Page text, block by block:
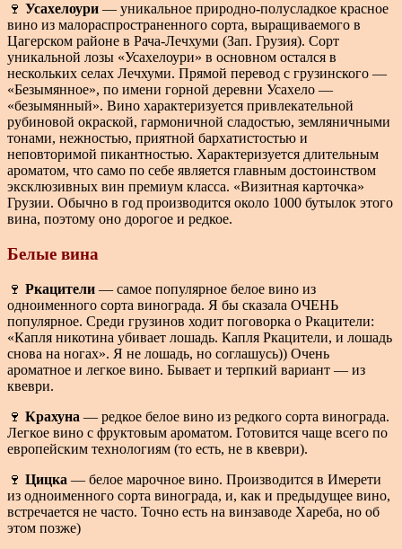
🍷 Усахелоури — уникальное природно-полусладкое красное
вино из малораспространенного сорта, выращиваемого в
Цагерском районе в Рача-Лечхуми (Зап. Грузия). Сорт
уникальной лозы «Усахелоури» в основном остался в
нескольких селах Лечхуми. Прямой перевод с грузинского —
«Безымянное», по имени горной деревни Усахело —
«безымянный». Вино характеризуется привлекательной
рубиновой окраской, гармоничной сладостью, земляничными
тонами, нежностью, приятной бархатистостью и
неповторимой пикантностью. Характеризуется длительным
ароматом, что само по себе является главным достоинством
эксклюзивных вин премиум класса. «Визитная карточка»
Грузии. Обычно в год производится около 1000 бутылок этого
вина, поэтому оно дорогое и редкое.
Белые вина
🍷 Ркацители — самое популярное белое вино из
одноименного сорта винограда. Я бы сказала ОЧЕНЬ
популярное. Среди грузинов ходит поговорка о Ркацители:
«Капля никотина убивает лошадь. Капля Ркацители, и лошадь
снова на ногах». Я не лошадь, но соглашусь)) Очень
ароматное и легкое вино. Бывает и терпкий вариант — из
квеври.
🍷 Крахуна — редкое белое вино из редкого сорта винограда.
Легкое вино с фруктовым ароматом. Готовится чаще всего по
европейским технологиям (то есть, не в квеври).
🍷 Цицка — белое марочное вино. Производится в Имерети
из одноименного сорта винограда, и, как и предыдущее вино,
встречается не часто. Точно есть на винзаводе Хареба, но об
этом позже)